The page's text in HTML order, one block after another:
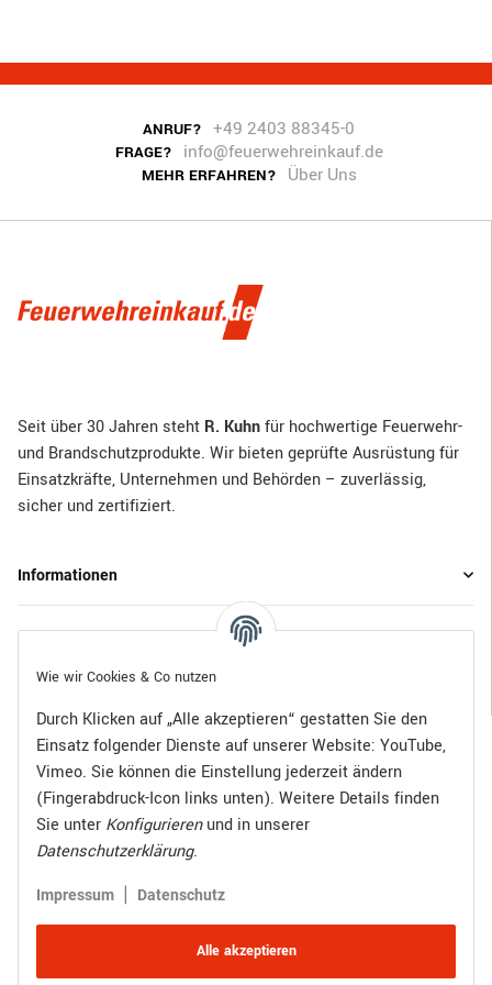
Alle akzeptieren
Wie wir Cookies & Co nutzen
Durch Klicken auf „Alle akzeptieren“ gestatten Sie den
Einsatz folgender Dienste auf unserer Website: YouTube,
Vimeo. Sie können die Einstellung jederzeit ändern
(Fingerabdruck-Icon links unten). Weitere Details finden
Sie unter Konfigurierenund in unserer
Datenschutzerklärung.
Impressum Datenschutz
ANRUF? +49 2403 88345-0
FRAGE? info@feuerwehreinkauf.de
MEHR ERFAHREN? Über Uns
Seit über 30 Jahren steht R. Kuhnfür hochwertige Feuerwehr-
und Brandschutzprodukte. Wir bieten geprüfte Ausrüstung für
Einsatzkräfte, Unternehmen und Behörden – zuverlässig,
sicher und zertifiziert.
Informationen
Gesetzliche Informationen
Bezahlen Sie bequem per:
Zugestellt durch: